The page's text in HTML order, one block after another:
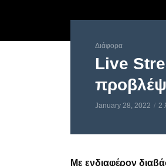
Διάφορα
Live
January 28, 2022 2
Με ενδιαφέρον